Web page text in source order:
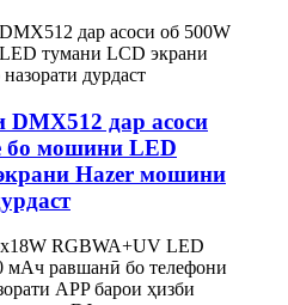
дар асоси
бо мошини LED
Hazer мошини